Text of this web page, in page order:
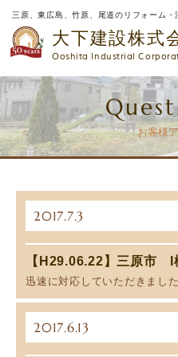
三原、東広島、竹原、尾道のリフォーム・
大下建設株式
Ooshita Industrial
お客様
2017.7.3
【H29.06.22】三原市 I
迅速に対応していただきました
2017.6.13